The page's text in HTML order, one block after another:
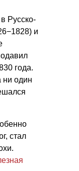
Русско-
и
года.
ни один
стал